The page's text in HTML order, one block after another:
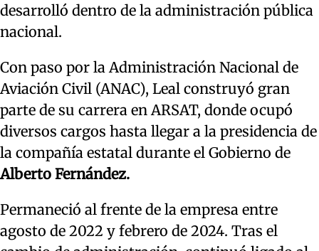
desarrolló dentro de la administración pública
nacional.
Con paso por la Administración Nacional de
Aviación Civil (ANAC), Leal construyó gran
parte de su carrera en ARSAT, donde ocupó
diversos cargos hasta llegar a la presidencia de
la compañía estatal durante el Gobierno de
Alberto Fernández.
Permaneció al frente de la empresa entre
agosto de 2022 y febrero de 2024. Tras el